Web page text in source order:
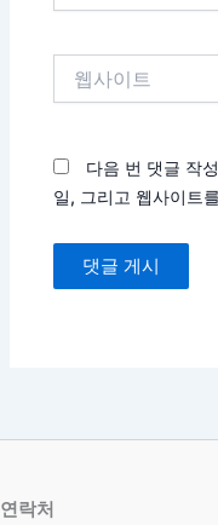
다음 번 댓글 작
일, 그리고 웹사이트
연락처